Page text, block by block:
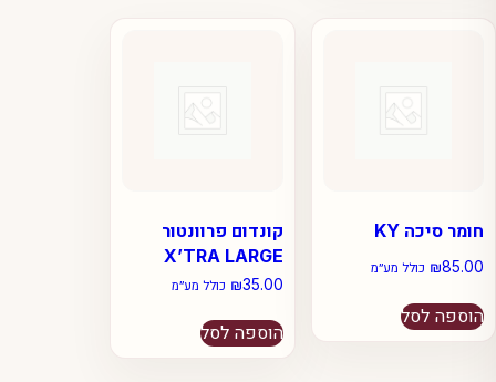
קונדום פרוונטור
X’TRA LARGE
₪35.00 כולל מע״מ
הוספה לסל
חומר סיכה KY
₪85.00 כולל מע״מ
הוספה לסל